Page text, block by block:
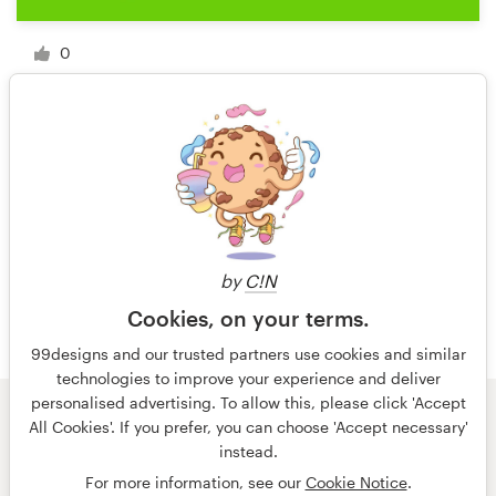
by C!N
Cookies, on your terms.
99designs and our trusted partners use cookies and similar
technologies to improve your experience and deliver
personalised advertising. To allow this, please click 'Accept
All Cookies'. If you prefer, you can choose 'Accept necessary'
instead.
For more information, see our Cookie Notice.
0
1 de 5
© 99designs
de Vista
Términos y condiciones
Privacidad